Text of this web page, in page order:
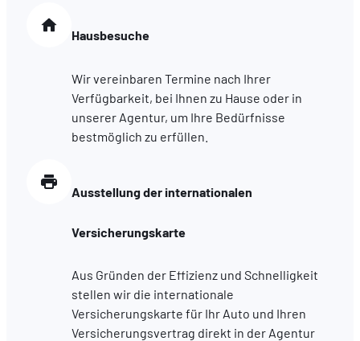
les performances. Partager des informations avec les
sociaux utilisés et vous permettre de visualiser du contenu
Hausbesuche
Wir vereinbaren Termine nach Ihrer
Verfügbarkeit, bei Ihnen zu Hause oder in
unserer Agentur, um Ihre Bedürfnisse
bestmöglich zu erfüllen.
Ausstellung der internationalen
Versicherungskarte
Aus Gründen der Effizienz und Schnelligkeit
stellen wir die internationale
Versicherungskarte für Ihr Auto und Ihren
Versicherungsvertrag direkt in der Agentur